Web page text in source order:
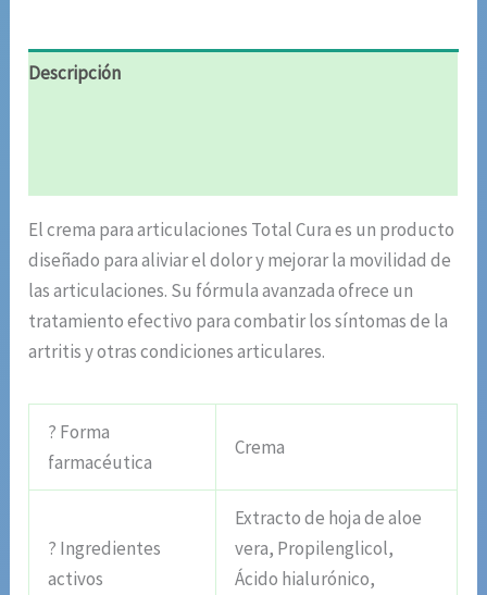
Descripción
El crema para articulaciones Total Cura es un producto
diseñado para aliviar el dolor y mejorar la movilidad de
las articulaciones. Su fórmula avanzada ofrece un
tratamiento efectivo para combatir los síntomas de la
artritis y otras condiciones articulares.
? Forma
farmacéutica
Crema
? Ingredientes
activos
Extracto de hoja de aloe
vera, Propilenglicol,
Ácido hialurónico,